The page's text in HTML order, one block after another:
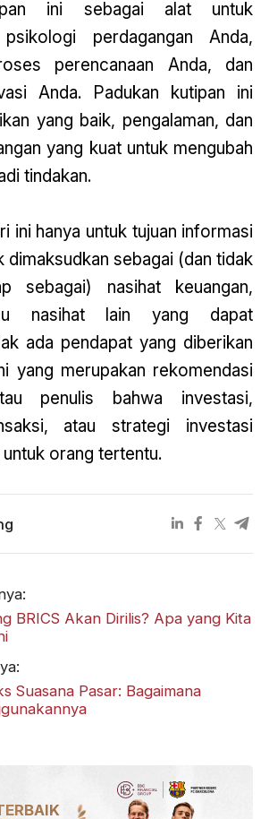
ini sebagai alat untuk
psikologi perdagangan Anda,
perencanaan Anda, dan
Anda. Padukan kutipan ini
yang baik, pengalaman, dan
yang kuat untuk mengubah
tindakan.
ini hanya untuk tujuan informasi
dimaksudkan sebagai (dan tidak
sebagai) nasihat keuangan,
nasihat lain yang dapat
ada pendapat yang diberikan
yang merupakan rekomendasi
penulis bahwa investasi,
atau strategi investasi
orang tertentu.
BRICS Akan Dirilis? Apa yang Kita
Suasana Pasar: Bagaimana